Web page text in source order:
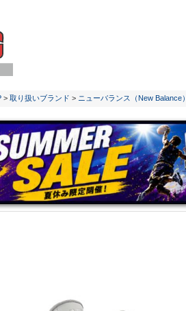
> 取り扱いブランド > ニューバランス（New Balance）